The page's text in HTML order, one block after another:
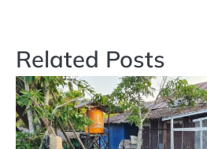
Related Posts